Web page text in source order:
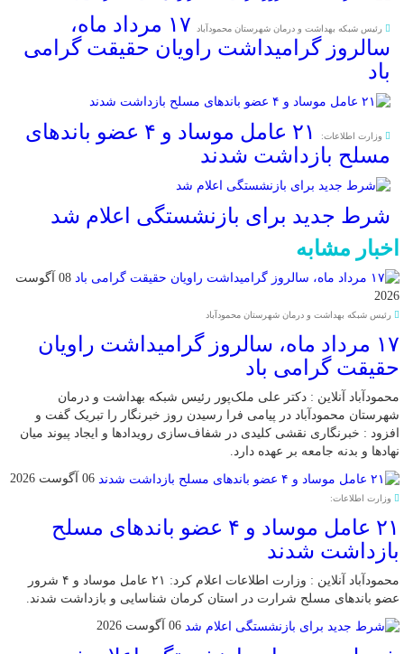
رئیس شبکه بهداشت و درمان شهرستان محمودآباد
۱۷ مرداد ماه،
سالروز گرامیداشت راویان حقیقت گرامی
باد
وزارت اطلاعات:
۲۱ عامل موساد و ۴ عضو باند‌های
مسلح بازداشت شدند
شرط جدید برای بازنشستگی اعلام شد
اخبار مشابه
08 آگوست
2026
رئیس شبکه بهداشت و درمان شهرستان محمودآباد
۱۷ مرداد ماه، سالروز گرامیداشت راویان
حقیقت گرامی باد
محمودآباد آنلاین : دکتر علی ملک‌پور رئیس شبکه بهداشت و درمان
شهرستان محمودآباد در پیامی فرا رسیدن روز خبرنگار را تبریک گفت و
افزود : خبرنگاری نقشی کلیدی در شفاف‌سازی رویدادها و ایجاد پیوند میان
نهادها و بدنه جامعه بر عهده دارد.
06 آگوست 2026
وزارت اطلاعات:
۲۱ عامل موساد و ۴ عضو باند‌های مسلح
بازداشت شدند
محمودآباد آنلاین : وزارت اطلاعات اعلام کرد: ۲۱ عامل موساد و ۴ شرور
عضو باند‌های مسلح شرارت در استان کرمان شناسایی و بازداشت شدند.
06 آگوست 2026